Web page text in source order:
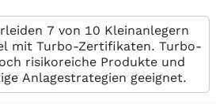
7 von 10 Kleinanlegern
mit Turbo-Zertifikaten. Turbo-
risikoreiche Produkte und
Anlagestrategien geeignet.